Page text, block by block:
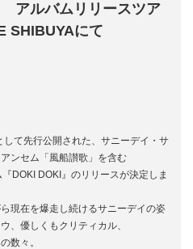
アルバムリリースツア
SHIBUYAにて
て先行公開された、サニーデイ・サ
ンセム「風船讃歌」を含む
DOKI DOKI』のリリースが決定しま
現在を爆走し続けるサニーデイの姿
、優しくもクリティカル、
数々。